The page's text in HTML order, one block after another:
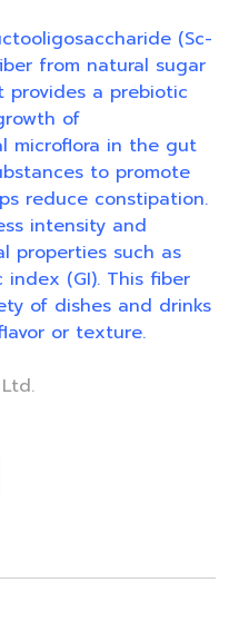
(Sc-
from natural sugar
provides a prebiotic
of
microflora in the gut
to promote
reduce constipation.
intensity and
properties such as
(GI). This fiber
of dishes and drinks
or texture.